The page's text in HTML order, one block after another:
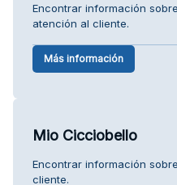
Encontrar información
atención al cliente.
Más información
Mio Cicciobello
Encontrar información
cliente.